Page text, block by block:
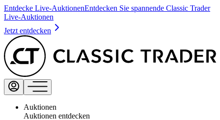
Entdecke Live-AuktionenEntdecken Sie spannende Classic Trader
Live-Auktionen
Jetzt entdecken
Auktionen
Auktionen entdecken